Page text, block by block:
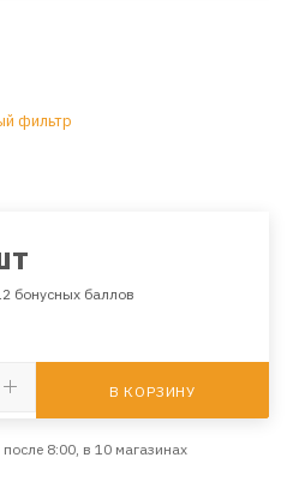
фильтр
бонусных баллов
В КОРЗИНУ
8:00, в 10 магазинах